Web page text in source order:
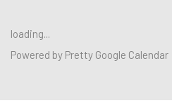
loading...
Powered by Pretty Google Calendar